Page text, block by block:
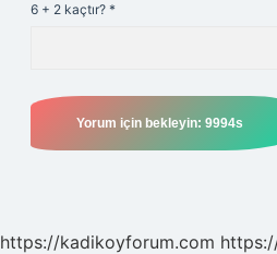
6 + 2 kaçtır? *
https://kadikoyforum.com